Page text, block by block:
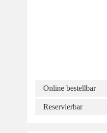
Online bestellbar
Reservierbar